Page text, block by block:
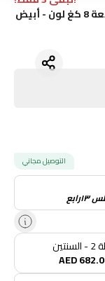
ميلا غسالة بتحميل أمامي WWD660WCS سعة 8 كغ لون - أبيض
التوصيل مجاني
AED